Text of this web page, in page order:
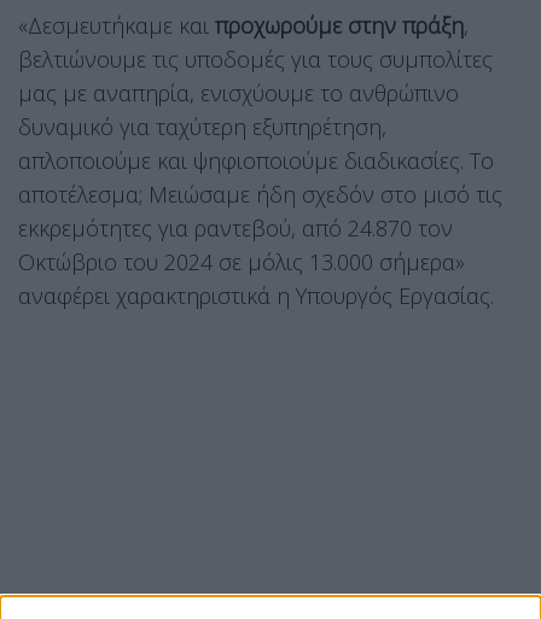
«Δεσμευτήκαμε και προχωρούμε στην πράξη,
βελτιώνουμε τις υποδομές για τους συμπολίτες
μας με αναπηρία, ενισχύουμε το ανθρώπινο
δυναμικό για ταχύτερη εξυπηρέτηση,
απλοποιούμε και ψηφιοποιούμε διαδικασίες. Το
αποτέλεσμα; Μειώσαμε ήδη σχεδόν στο μισό τις
εκκρεμότητες για ραντεβού, από 24.870 τον
Οκτώβριο του 2024 σε μόλις 13.000 σήμερα»
αναφέρει χαρακτηριστικά η Υπουργός Εργασίας.